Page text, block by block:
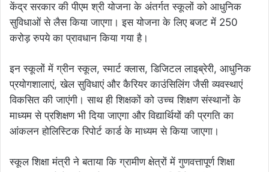
केंद्र सरकार की पीएम श्री योजना के अंतर्गत स्कूलों को आधुनिक
सुविधाओं से लैस किया जाएगा। इस योजना के लिए बजट में 250
करोड़ रुपये का प्रावधान किया गया है।
इन स्कूलों में ग्रीन स्कूल, स्मार्ट क्लास, डिजिटल लाइब्रेरी, आधुनिक
प्रयोगशालाएं, खेल सुविधाएं और कैरियर काउंसिलिंग जैसी व्यवस्थाएं
विकसित की जाएंगी। साथ ही शिक्षकों को उच्च शिक्षण संस्थानों के
माध्यम से प्रशिक्षण भी दिया जाएगा और विद्यार्थियों की प्रगति का
आंकलन होलिस्टिक रिपोर्ट कार्ड के माध्यम से किया जाएगा।
स्कूल शिक्षा मंत्री ने बताया कि ग्रामीण क्षेत्रों में गुणवत्तापूर्ण शिक्षा